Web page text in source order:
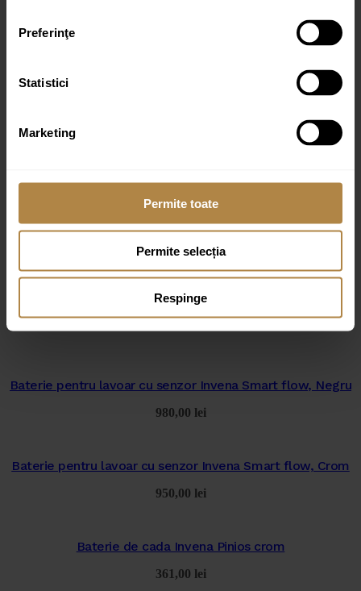
Preferinţe
Statistici
Marketing
Permite toate
Permite selecția
Respinge
Email*
Baterie pentru lavoar cu senzor Invena Smart flow, Negru
980,00 lei
Baterie pentru lavoar cu senzor Invena Smart flow, Crom
950,00 lei
Baterie de cada Invena Pinios crom
361,00 lei